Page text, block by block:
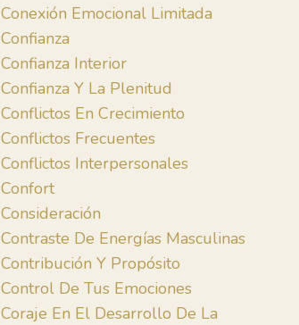
Conexión Emocional Limitada
Confianza
Confianza Interior
Confianza Y La Plenitud
Conflictos En Crecimiento
Conflictos Frecuentes
Conflictos Interpersonales
Confort
Consideración
Contraste De Energías Masculinas
Contribución Y Propósito
Control De Tus Emociones
Coraje En El Desarrollo De La